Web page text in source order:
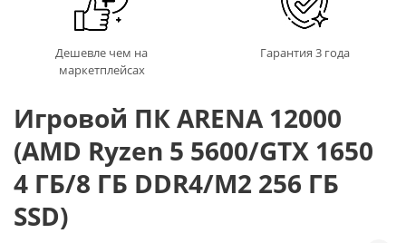
Дешевле чем на
маркетплейсах
Гарантия 3 года
Игровой ПК ARENA 12000
(AMD Ryzen 5 5600/GTX 1650
4 ГБ/8 ГБ DDR4/M2 256 ГБ
SSD)